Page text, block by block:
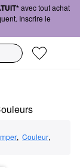
avec tout achat
Inscrire le
, Couleur,